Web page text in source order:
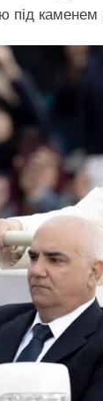
під каменем